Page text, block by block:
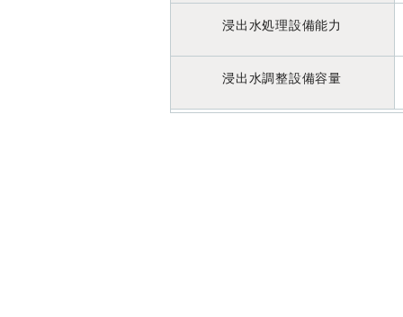
浸出水処理設備能力
浸出水調整設備容量